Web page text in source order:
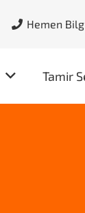
Hemen
Tamir